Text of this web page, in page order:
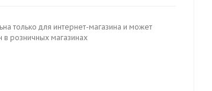
только для интернет-магазина и может
в розничных магазинах